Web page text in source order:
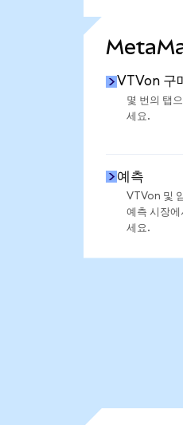
VTVon 구
몇 번의 탭
세요.
예측
VTVon 및
예측 시장에
세요.